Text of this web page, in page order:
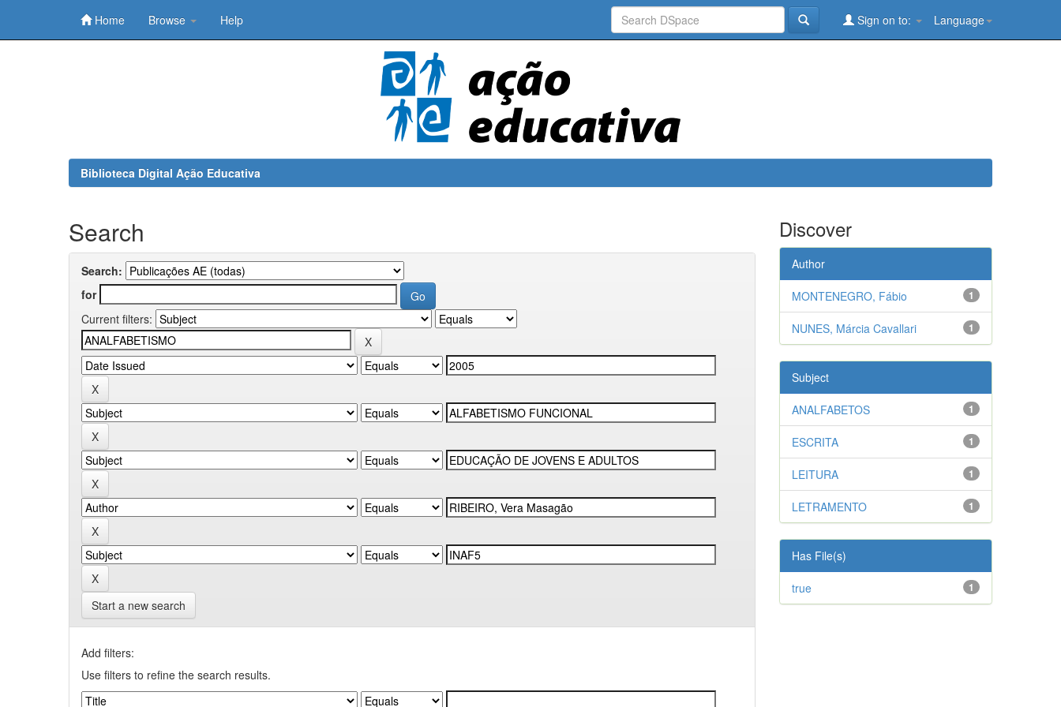
Home Browse Help Language
Sign on to:
Biblioteca Digital Ação Educativa
Search
Search:
for
Current filters:
Start a new search
Add filters:
Use filters to refine the search results.
Discover
Author
1
MONTENEGRO, Fábio
1
NUNES, Márcia Cavallari
Subject
1
ANALFABETOS
1
ESCRITA
1
LEITURA
1
LETRAMENTO
Has File(s)
1
true